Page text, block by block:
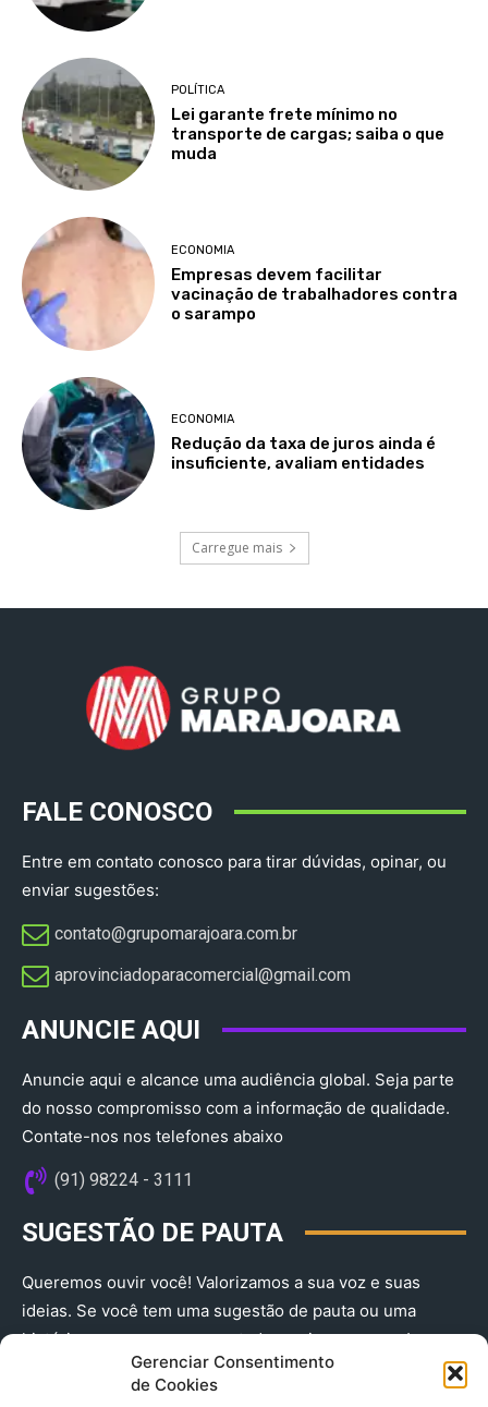
Gerenciar Consentimento
de Cookies
POLÍTICA
Lei garante frete mínimo no
transporte de cargas; saiba o que
muda
ECONOMIA
Empresas devem facilitar
vacinação de trabalhadores contra
o sarampo
ECONOMIA
Redução da taxa de juros ainda é
insuficiente, avaliam entidades
Carregue mais
FALE CONOSCO
Entre em contato conosco para tirar dúvidas, opinar, ou
enviar sugestões:
contato@grupomarajoara.com.br
aprovinciadoparacomercial@gmail.com​
ANUNCIE AQUI
Anuncie aqui e alcance uma audiência global. Seja parte
do nosso compromisso com a informação de qualidade.
Contate-nos nos telefones abaixo
(91) 98224 - 3111
SUGESTÃO DE PAUTA
Queremos ouvir você! Valorizamos a sua voz e suas
ideias. Se você tem uma sugestão de pauta ou uma
história que merece ser contada, envie-nos agora!
(91) 98224 - 3111